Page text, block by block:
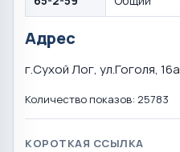
Адрес
г.Сухой Лог, ул.Гоголя, 16а
Количество показов: 25783
КОРОТКАЯ ССЫЛКА